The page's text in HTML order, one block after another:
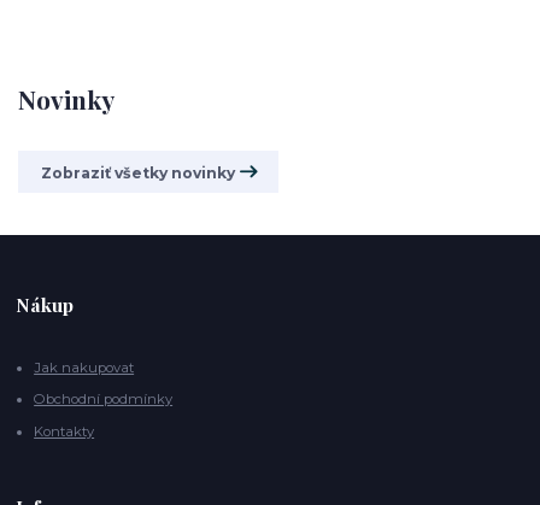
Novinky
Zobraziť všetky novinky
Nákup
Jak nakupovat
Obchodní podmínky
Kontakty